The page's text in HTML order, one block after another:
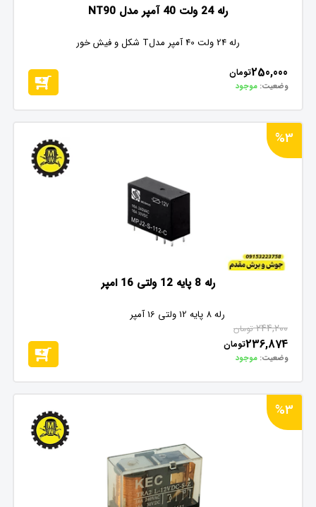
رله 24 ولت 40 آمپر مدل NT90
رله 24 ولت 40 آمپر مدلT شکل و فیش خور
250,000تومان
وضعیت: موجود
%3
رله 8 پایه 12 ولتی 16 امپر
رله 8 پایه 12 ولتی 16 آمپر
244,200 تومان
236,874تومان
وضعیت: موجود
%3